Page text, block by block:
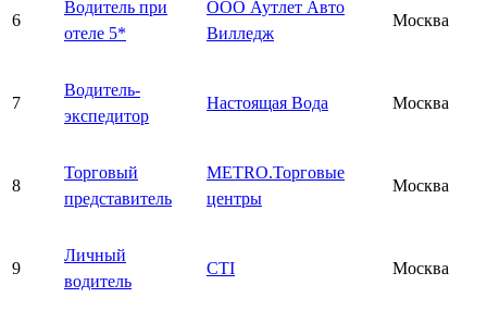
6
Водитель при
отеле 5*
ООО Аутлет Авто
Вилледж
Москва
7
Водитель-
экспедитор
Настоящая Вода Москва
8
Торговый
представитель
METRO.Торговые
центры
Москва
9
Личный
водитель
CTI Москва